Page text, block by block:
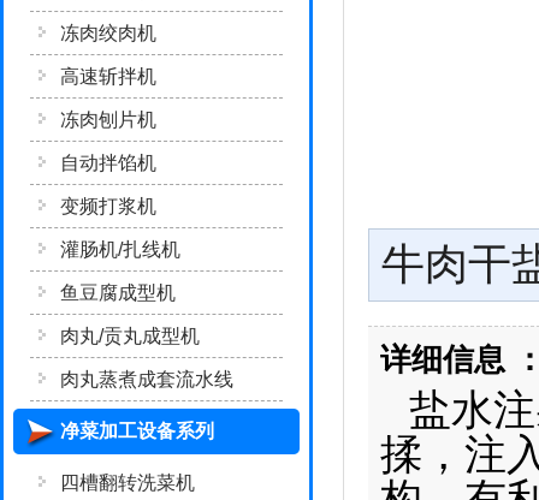
冻肉绞肉机
高速斩拌机
冻肉刨片机
自动拌馅机
变频打浆机
灌肠机/扎线机
鱼豆腐成型机
肉丸/贡丸成型机
肉丸蒸煮成套流水线
净菜加工设备系列
四槽翻转洗菜机
牛肉干
详细信息
盐水
揉，注